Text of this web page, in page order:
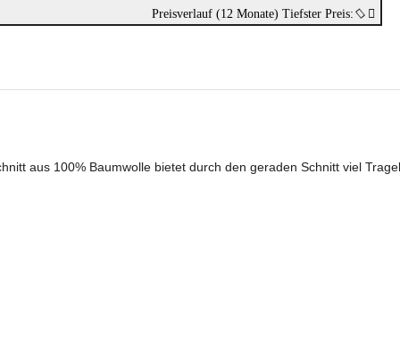
Preisverlauf (12 Monate) Tiefster Preis:
aus 100% Baumwolle bietet durch den geraden Schnitt viel